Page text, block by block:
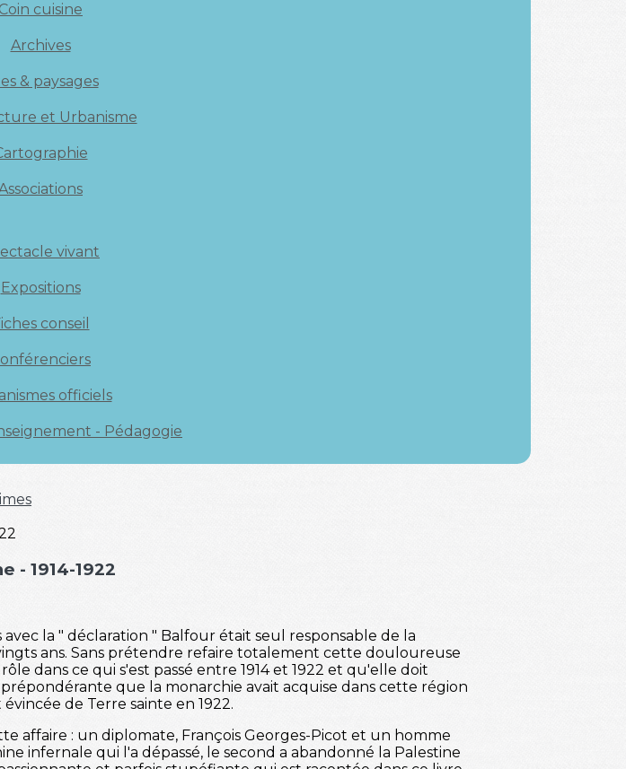
Coin cuisine
Archives
& paysages
et Urbanisme
vivant
Expositions
conseil
officiels
- Pédagogie
- 1914-1922
la " déclaration " Balfour était seul responsable de la
ans. Sans prétendre refaire totalement cette douloureuse
dans ce qui s'est passé entre 1914 et 1922 et qu'elle doit
que la monarchie avait acquise dans cette région
de Terre sainte en 1922.
affaire : un diplomate, François Georges-Picot et un homme
infernale qui l'a dépassé, le second a abandonné la Palestine